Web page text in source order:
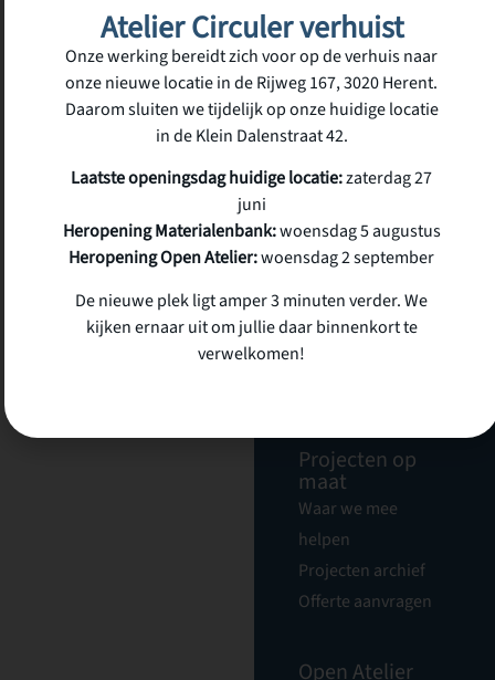
Atelier Circuler
vzw
Klein dalenstraat 42
3020 Herent
Materialenbank
Wat we doen
Catalogus
Samenwerkingen
Materiaal
Projecten op
maat
Waar we mee
helpen
Projecten archief
Offerte aanvragen
Open Atelier
Atelier Circuler verhuist
Onze werking bereidt zich voor op de verhuis naar
onze nieuwe locatie in de Rijweg 167, 3020 Herent.
Daarom sluiten we tijdelijk op onze huidige locatie
in de Klein Dalenstraat 42.
Laatste openingsdag huidige locatie:zaterdag 27
juni
Heropening Materialenbank:woensdag 5 augustus
Heropening Open Atelier:woensdag 2 september
De nieuwe plek ligt amper 3 minuten verder. We
kijken ernaar uit om jullie daar binnenkort te
verwelkomen!